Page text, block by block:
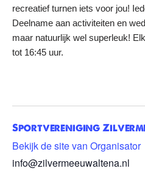
recreatief turnen iets voor jou!
Deelname aan activiteiten en
maar natuurlijk wel superleuk!
tot 16:45 uur.
Sportvereniging
Bekijk de site van Organisator
info@zilvermeeuwaltena.nl